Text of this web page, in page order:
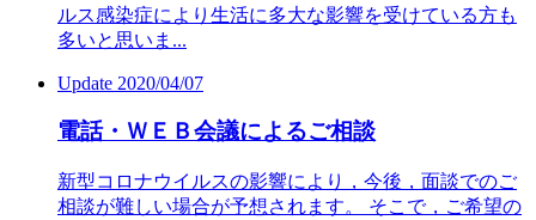
ルス感染症により生活に多大な影響を受けている方も
多いと思いま...
Update 2020/04/07
電話・ＷＥＢ会議によるご相談
新型コロナウイルスの影響により，今後，面談でのご
相談が難しい場合が予想されます。 そこで，ご希望の